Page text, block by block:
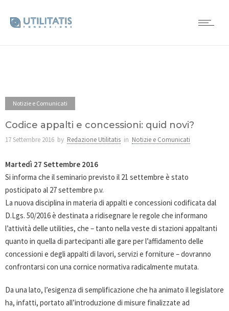
Notizie e Comunicati
Codice appalti e concessioni: quid novi?
17 Settembre 2016 by Redazione Utilitatis in Notizie e Comunicati
Martedì 27 Settembre 2016
Si informa che il seminario previsto il 21 settembre è stato
posticipato al 27 settembre p.v.
La nuova disciplina in materia di appalti e concessioni codificata dal
D.Lgs. 50/2016 è destinata a ridisegnare le regole che informano
l’attività delle utilities, che – tanto nella veste di stazioni appaltanti
quanto in quella di partecipanti alle gare per l’affidamento delle
concessioni e degli appalti di lavori, servizi e forniture – dovranno
confrontarsi con una cornice normativa radicalmente mutata.
Da una lato, l’esigenza di semplificazione che ha animato il legislatore
ha, infatti, portato all’introduzione di misure finalizzate ad